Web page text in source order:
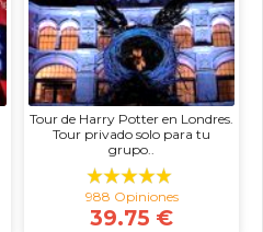
Tour de Harry Potter en Londres.
Tour privado solo para tu
grupo..
988 Opiniones
39.75 €